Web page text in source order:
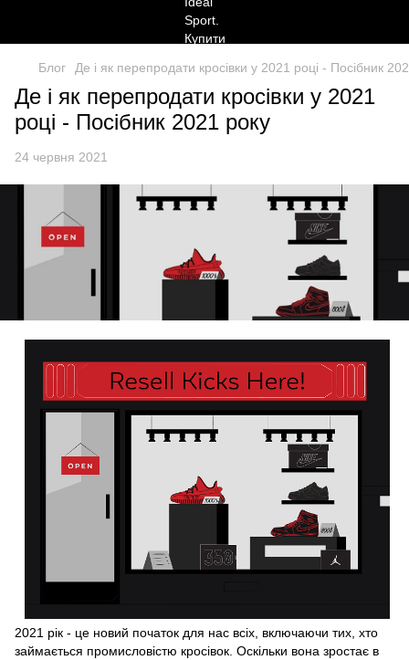
Блог Де і як перепродати кросівки у 2021 році - Посібник
Де і як перепродати кросівки у 2021
році - Посібник 2021 року
24 червня 2021
2021 рік - це новий початок для нас всіх, включаючи тих, хто
займається промисловістю кросівок. Оскільки вона зростає в